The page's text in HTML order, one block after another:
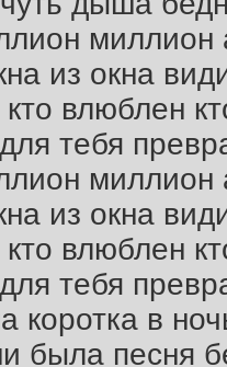
миллион
из окна
влюблен
тебя
миллион
из окна
влюблен
тебя
коротка в
была песня